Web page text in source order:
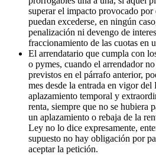
superar el impacto provocado
puedan excederse, en ningún
penalización ni devengo de
fraccionamiento de las cuotas en
El arrendatario que cumpla con
o pymes, cuando el arrendador
previstos en el párrafo anterior,
mes desde la entrada en vigor
aplazamiento temporal y
renta, siempre que no se hubiera
un aplazamiento o rebaja de la
Ley no lo dice expresamente,
supuesto no hay obligación por
aceptar la petición.